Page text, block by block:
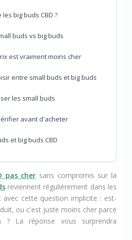
pas chersans compromis sur la
reviennent régulièrement dans les
avec cette question implicite : est-
ou c'est juste moins cher parce
La réponse vous surprendra